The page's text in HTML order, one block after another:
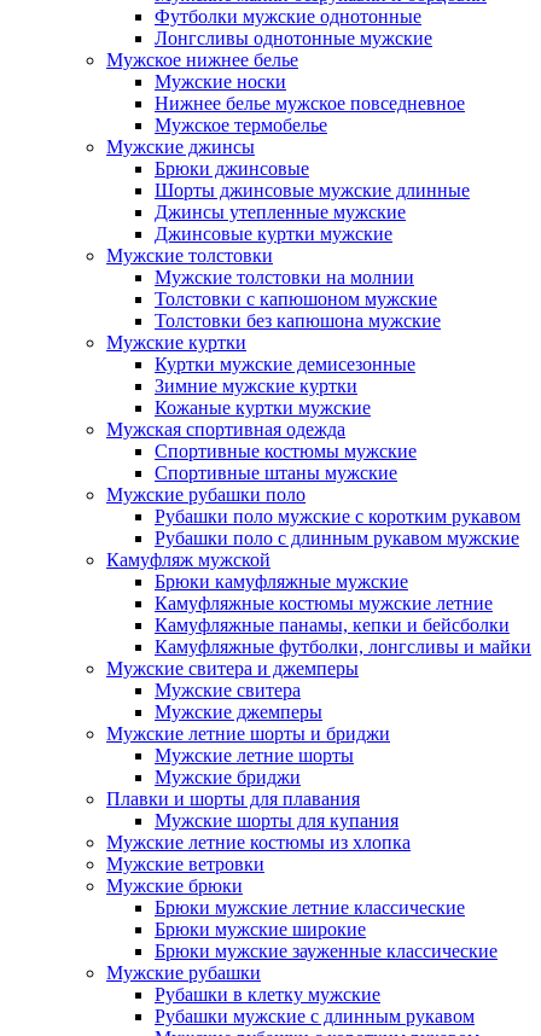
Футболки мужские однотонные
Лонгсливы однотонные мужские
Мужское нижнее белье
Мужские носки
Нижнее белье мужское повседневное
Мужское термобелье
Мужские джинсы
Брюки джинсовые
Шорты джинсовые мужские длинные
Джинсы утепленные мужские
Джинсовые куртки мужские
Мужские толстовки
Мужские толстовки на молнии
Толстовки с капюшоном мужские
Толстовки без капюшона мужские
Мужские куртки
Куртки мужские демисезонные
Зимние мужские куртки
Кожаные куртки мужские
Мужская спортивная одежда
Спортивные костюмы мужские
Спортивные штаны мужские
Мужские рубашки поло
Рубашки поло мужские с коротким рукавом
Рубашки поло с длинным рукавом мужские
Камуфляж мужской
Брюки камуфляжные мужские
Камуфляжные костюмы мужские летние
Камуфляжные панамы, кепки и бейсболки
Камуфляжные футболки, лонгсливы и майки
Мужские свитера и джемперы
Мужские свитера
Мужские джемперы
Мужские летние шорты и бриджи
Мужские летние шорты
Мужские бриджи
Плавки и шорты для плавания
Мужские шорты для купания
Мужские летние костюмы из хлопка
Мужские ветровки
Мужские брюки
Брюки мужские летние классические
Брюки мужские широкие
Брюки мужские зауженные классические
Мужские рубашки
Рубашки в клетку мужские
Рубашки мужские с длинным рукавом